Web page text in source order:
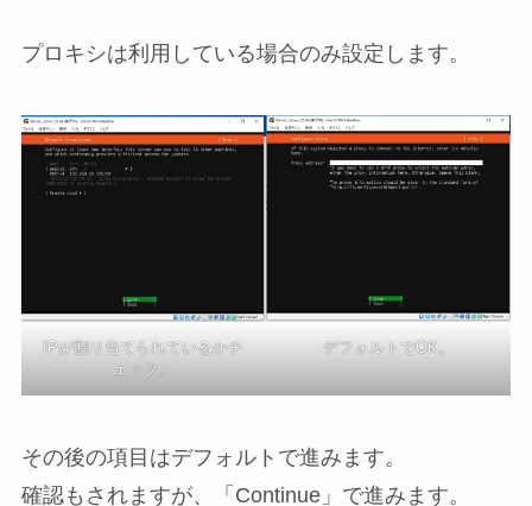
プロキシは利用している場合のみ設定します。
IPが割り当てられているかチ
ェック。
デフォルトでOK。
その後の項目はデフォルトで進みます。
確認もされますが、「Continue」で進みます。